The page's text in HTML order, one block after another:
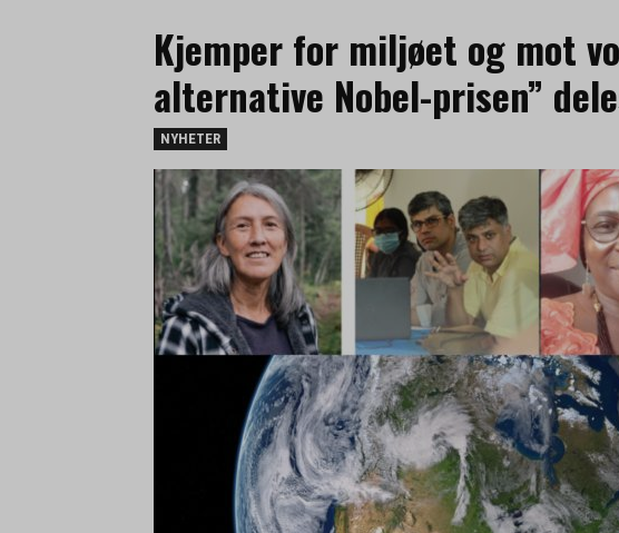
Kjemper for miljøet og mot
alternative Nobel-prisen”
NYHETER